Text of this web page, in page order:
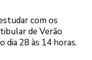
com os
de Verão
dia 28 às 14 horas.